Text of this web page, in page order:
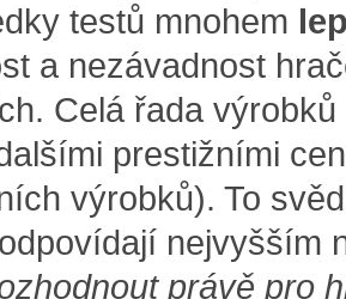
testů mnohem
a nezávadnost
Celá řada
prestižními
výrobků). To
nejvyšším
právě pro